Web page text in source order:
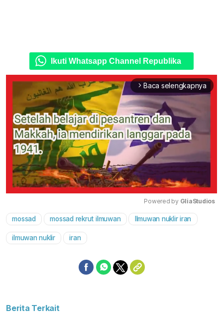
Ikuti Whatsapp Channel Republika
arrow_forward_ios Baca selengkapnya
Mute
Powered by GliaStudios
mossad mossad rekrut ilmuwan llmuwan nuklir iran
ilmuwan nuklir iran
Berita Terkait